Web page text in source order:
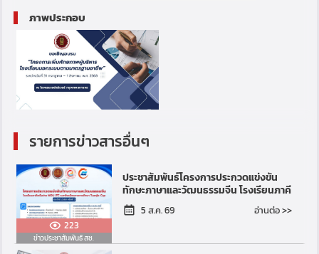
ภาพประกอบ
รายการข่าวสารอื่นๆ
223
ข่าวประชาสัมพันธ์ สช.
ประชาสัมพันธ์โครงการประกวดแข่งขัน
ทักษะภาษาและวัฒนธรรมจีน โรงเรียนภาคี
เครือข่าย MOU และ JTC และพันธมิตร
ทางการศึกษา ประจำป...
5 ส.ค. 69 อ่านต่อ >>